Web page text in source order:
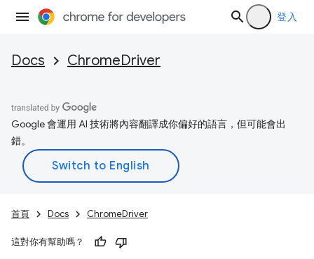
登入
Docs ChromeDriver
Google 會運用 AI 技術將內容翻譯成你偏好的語言，但可能會出
錯。
首頁 Docs ChromeDriver
這對你有幫助嗎？